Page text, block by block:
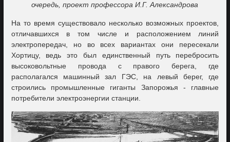
очередь, проект профессора И.Г. Александрова
На то время существовало несколько возможных проектов,
отличавшихся в том числе и расположением линий
электропередач, но во всех вариантах они пересекали
Хортицу, ведь это был единственный путь перебросить
высоковольтные провода с правого берега, где
располагался машинный зал ГЭС, на левый берег, где
строились промышленные гиганты Запорожья - главные
потребители электроэнергии станции.